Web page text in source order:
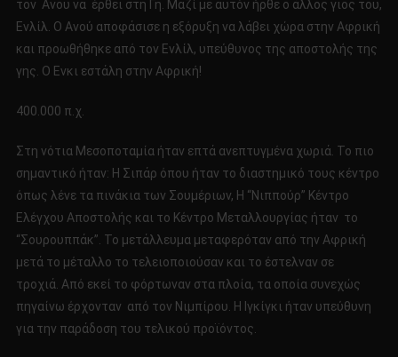
τον Aνου να έρθει στη Γη. Μαζί με αυτόν ήρθε ο άλλος γιος του,
Ενλίλ. Ο Ανού αποφάσισε η εξόρυξη να λάβει χώρα στην Αφρική
και προωθήθηκε από τον Ενλίλ, υπεύθυνος της αποστολής της
γης. Ο Ενκι εστάλη στην Αφρική!
400.000 π.χ.
Στη νότια Μεσοποταμία ήταν επτά ανεπτυγμένα χωριά. Το πιο
σημαντικό ήταν: Η Σιπάρ όπου ήταν το διαστημικό τους κέντρο
όπως λένε τα πινάκια των Σουμέριων, Η “Νιππούρ” Κέντρο
Ελέγχου Αποστολής και το Κέντρο Μεταλλουργίας ήταν το
“Σουρουππάκ”. Το μετάλλευμα μεταφερόταν από την Αφρική
μετά το μέταλλο το τελειοποιούσαν και το έστελναν σε
τροχιά. Από εκεί το φόρτωναν στα πλοία, τα οποία συνεχώς
πηγαίνω έρχονταν από τον Νιμπίρου. Η Ιγκίγκι ήταν υπεύθυνη
για την παράδοση του τελικού προϊόντος.